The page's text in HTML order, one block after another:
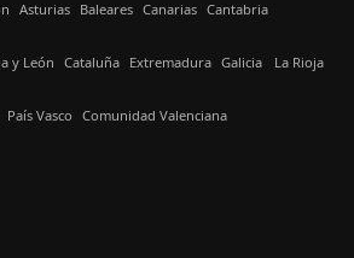
Asturias Baleares Canarias Cantabria
y León Cataluña Extremadura Galicia La Rioja
País Vasco Comunidad Valenciana